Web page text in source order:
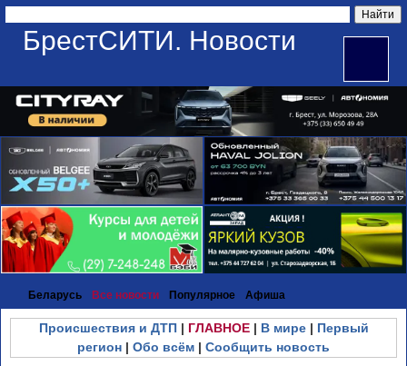
БрестСИТИ. Новости
Беларусь Все новости Популярное Афиша
Происшествия и ДТП| ГЛАВНОЕ| В мире| Первый
регион | Обо всём | Сообщить новость